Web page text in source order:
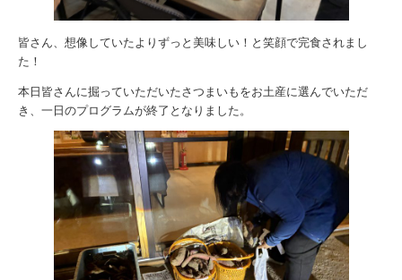
皆さん、想像していたよりずっと美味しい！と笑顔で完食されまし
た！
本日皆さんに掘っていただいたさつまいもをお土産に選んでいただ
き、一日のプログラムが終了となりました。